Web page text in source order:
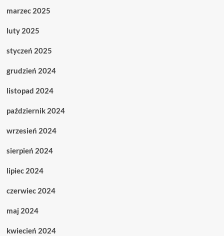
marzec 2025
luty 2025
styczeń 2025
grudzień 2024
listopad 2024
październik 2024
wrzesień 2024
sierpień 2024
lipiec 2024
czerwiec 2024
maj 2024
kwiecień 2024